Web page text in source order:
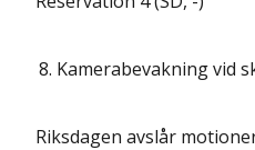
8. Kamerabevakning vid
Riksdagen avslår